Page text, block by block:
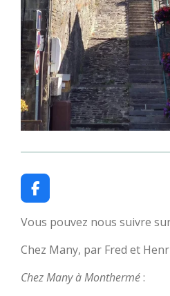
F
a
c
b
o
o
k
Vous pouvez nous suivre
Chez Many, par Fred et
Chez Many à Monthermé: